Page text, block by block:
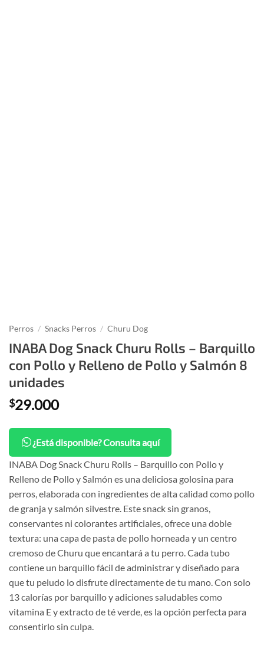
Perros / Snacks Perros / Churu Dog
INABA Dog Snack Churu Rolls – Barquillo
con Pollo y Relleno de Pollo y Salmón 8
unidades
$29.000
¿Está disponible? Consulta aquí
INABA Dog Snack Churu Rolls – Barquillo con Pollo y
Relleno de Pollo y Salmón es una deliciosa golosina para
perros, elaborada con ingredientes de alta calidad como pollo
de granja y salmón silvestre. Este snack sin granos,
conservantes ni colorantes artificiales, ofrece una doble
textura: una capa de pasta de pollo horneada y un centro
cremoso de Churu que encantará a tu perro. Cada tubo
contiene un barquillo fácil de administrar y diseñado para
que tu peludo lo disfrute directamente de tu mano. Con solo
13 calorías por barquillo y adiciones saludables como
vitamina E y extracto de té verde, es la opción perfecta para
consentirlo sin culpa.